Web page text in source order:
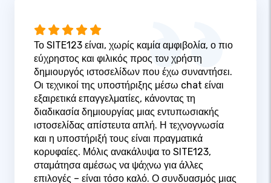
Το SITE123 είναι, χωρίς καμία αμφιβολία, ο πιο
εύχρηστος και φιλικός προς τον χρήστη
δημιουργός ιστοσελίδων που έχω συναντήσει.
Οι τεχνικοί της υποστήριξης μέσω chat είναι
εξαιρετικά επαγγελματίες, κάνοντας τη
διαδικασία δημιουργίας μιας εντυπωσιακής
ιστοσελίδας απίστευτα απλή. Η τεχνογνωσία
και η υποστήριξή τους είναι πραγματικά
κορυφαίες. Μόλις ανακάλυψα το SITE123,
σταμάτησα αμέσως να ψάχνω για άλλες
επιλογές – είναι τόσο καλό. Ο συνδυασμός μιας